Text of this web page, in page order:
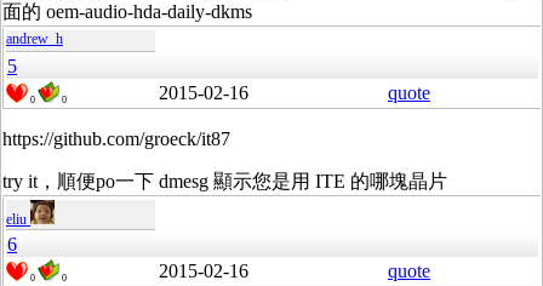
面的 oem-audio-hda-daily-dkms
andrew_h
5
0 0 2015-02-16 quote
https://github.com/groeck/it87
try it，順便po一下 dmesg 顯示您是用 ITE 的哪塊晶片
eliu
6
0 0 2015-02-16 quote